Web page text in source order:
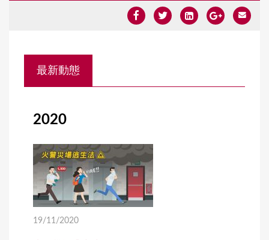
Y
最新動態
2020
19/11/2020